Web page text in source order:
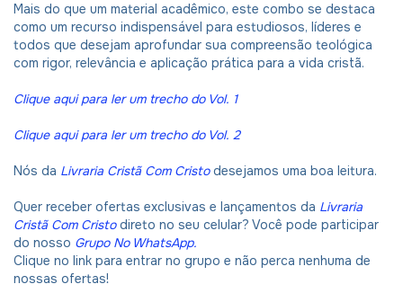
Mais do que um material acadêmico, este combo se destaca
como um recurso indispensável para estudiosos, líderes e
todos que desejam aprofundar sua compreensão teológica
com rigor, relevância e aplicação prática para a vida cristã.
Clique aqui para ler um trecho do Vol. 1
Clique aqui para ler um trecho do Vol. 2
Nós da Livraria Cristã Com Cristo desejamos uma boa leitura.
Quer receber ofertas exclusivas e lançamentos da Livraria
Cristã Com Cristodireto no seu celular? Você pode participar
do nosso Grupo No WhatsApp.
Clique no link para entrar no grupo e não perca nenhuma de
nossas ofertas!